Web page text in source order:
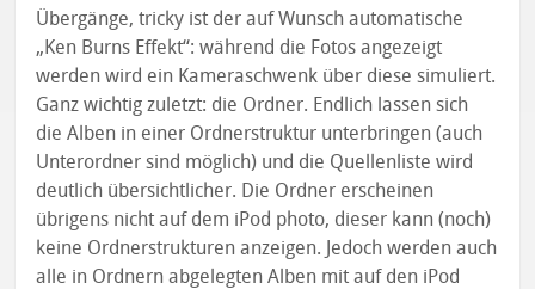
Übergänge, tricky ist der auf Wunsch automatische
„Ken Burns Effekt“: während die Fotos angezeigt
werden wird ein Kameraschwenk über diese simuliert.
Ganz wichtig zuletzt: die Ordner. Endlich lassen sich
die Alben in einer Ordnerstruktur unterbringen (auch
Unterordner sind möglich) und die Quellenliste wird
deutlich übersichtlicher. Die Ordner erscheinen
übrigens nicht auf dem iPod photo, dieser kann (noch)
keine Ordnerstrukturen anzeigen. Jedoch werden auch
alle in Ordnern abgelegten Alben mit auf den iPod